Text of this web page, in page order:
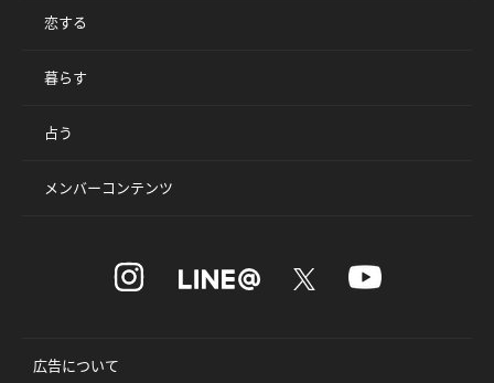
恋する
暮らす
占う
メンバーコンテンツ
広告について